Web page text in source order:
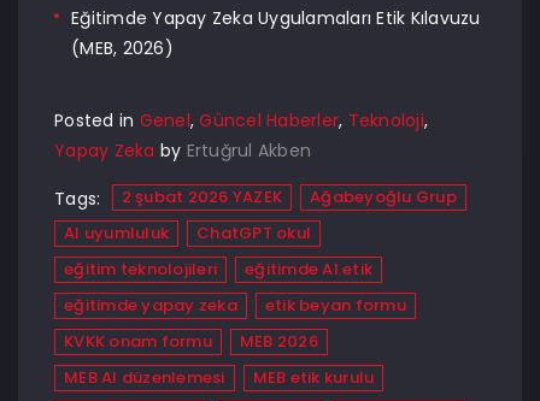
Eğitimde Yapay Zeka Uygulamaları Etik Kılavuzu
(MEB, 2026)
Posted in Genel,Güncel Haberler, Teknoloji,
Yapay Zeka by Ertuğrul Akben
Tags:
2 şubat 2026 YAZEK
Ağabeyoğlu Grup
AI uyumluluk
ChatGPT okul
eğitim teknolojileri
eğitimde AI etik
eğitimde yapay zeka
etik beyan formu
KVKK onam formu
MEB 2026
MEB AI düzenlemesi
MEB etik kurulu